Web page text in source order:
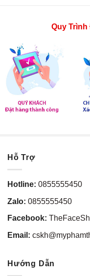
Quy Trình
Hỗ Trợ
Hotline: 0855555450
Zalo: 0855555450
Facebook:
Email:
Hướng Dẫn